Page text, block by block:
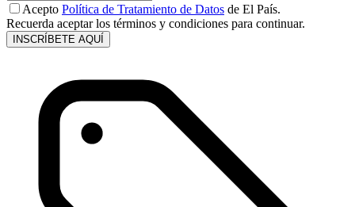
Acepto Política de Tratamiento de Datos de El País.
Recuerda aceptar los términos y condiciones para continuar.
INSCRÍBETE AQUÍ